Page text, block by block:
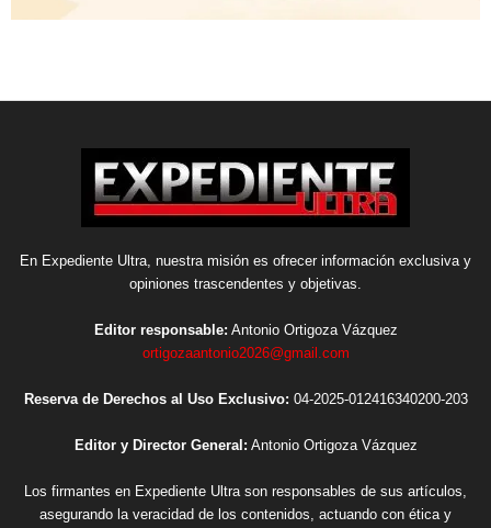
En Expediente Ultra, nuestra misión es ofrecer información exclusiva y
opiniones trascendentes y objetivas.
Editor responsable: Antonio Ortigoza Vázquez
ortigozaantonio2026@gmail.com
Reserva de Derechos al Uso Exclusivo: 04-2025-012416340200-203
Editor y Director General: Antonio Ortigoza Vázquez
Los firmantes en Expediente Ultra son responsables de sus artículos,
asegurando la veracidad de los contenidos, actuando con ética y